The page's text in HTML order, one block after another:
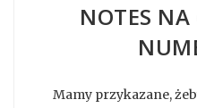
NOTES
Mamy przykazane,